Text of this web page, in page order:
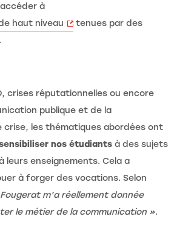
à
haut niveau
tenues par des
crises réputationnelles ou encore
publique et de la
crise, les thématiques abordées ont
nos étudiants à des sujets
leurs enseignements. Cela a
à forger des vocations. Selon
m’a réellement donnée
le métier de la communication ».